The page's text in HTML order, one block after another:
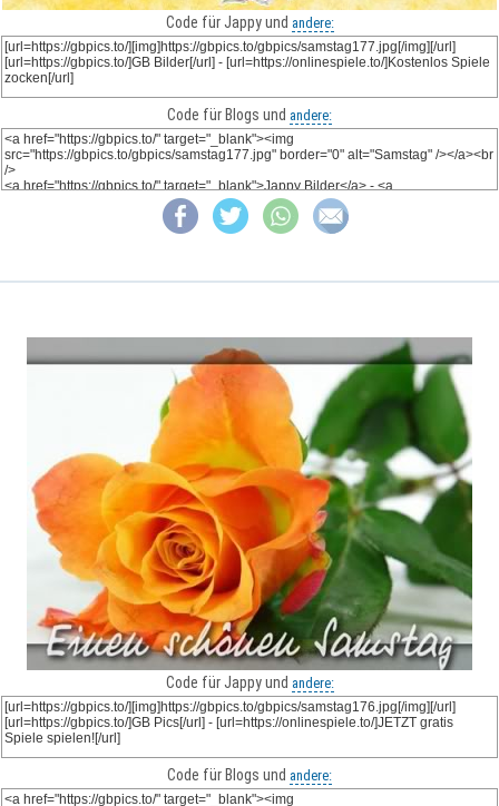
Code für Jappy und andere:
Code für Blogs und andere:
Code für Jappy und andere:
Code für Blogs und andere: